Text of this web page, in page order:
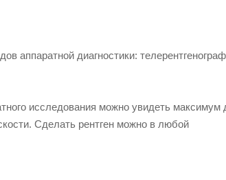
аппаратной диагностики:
исследования можно увидеть максимум
Сделать рентген можно в любой